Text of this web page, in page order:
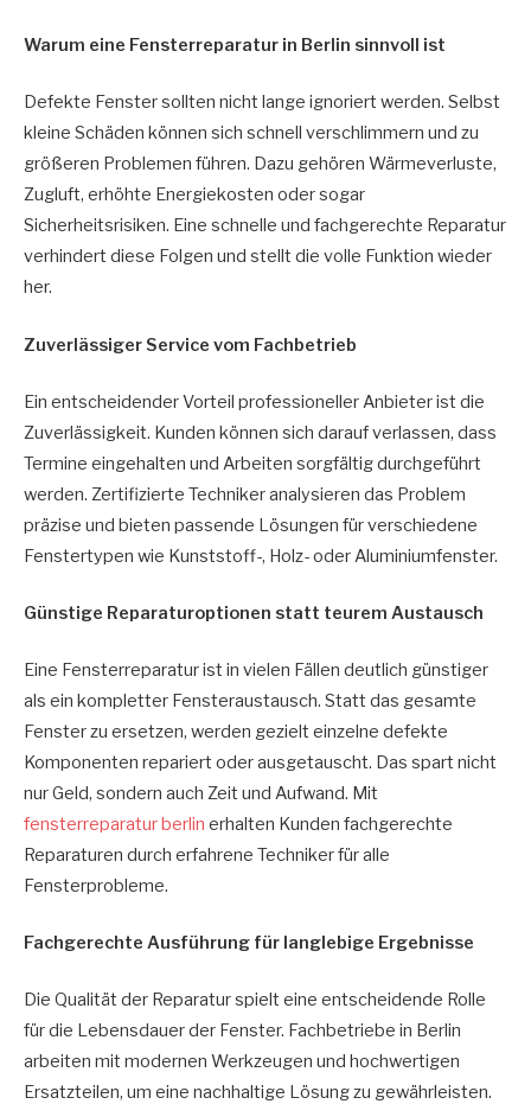
Warum eine Fensterreparatur in Berlin sinnvoll ist
Defekte Fenster sollten nicht lange ignoriert werden. Selbst
kleine Schäden können sich schnell verschlimmern und zu
größeren Problemen führen. Dazu gehören Wärmeverluste,
Zugluft, erhöhte Energiekosten oder sogar
Sicherheitsrisiken. Eine schnelle und fachgerechte Reparatur
verhindert diese Folgen und stellt die volle Funktion wieder
her.
Zuverlässiger Service vom Fachbetrieb
Ein entscheidender Vorteil professioneller Anbieter ist die
Zuverlässigkeit. Kunden können sich darauf verlassen, dass
Termine eingehalten und Arbeiten sorgfältig durchgeführt
werden. Zertifizierte Techniker analysieren das Problem
präzise und bieten passende Lösungen für verschiedene
Fenstertypen wie Kunststoff-, Holz- oder Aluminiumfenster.
Günstige Reparaturoptionen statt teurem Austausch
Eine Fensterreparatur ist in vielen Fällen deutlich günstiger
als ein kompletter Fensteraustausch. Statt das gesamte
Fenster zu ersetzen, werden gezielt einzelne defekte
Komponenten repariert oder ausgetauscht. Das spart nicht
nur Geld, sondern auch Zeit und Aufwand. Mit
fensterreparatur berlin erhalten Kunden fachgerechte
Reparaturen durch erfahrene Techniker für alle
Fensterprobleme.
Fachgerechte Ausführung für langlebige Ergebnisse
Die Qualität der Reparatur spielt eine entscheidende Rolle
für die Lebensdauer der Fenster. Fachbetriebe in Berlin
arbeiten mit modernen Werkzeugen und hochwertigen
Ersatzteilen, um eine nachhaltige Lösung zu gewährleisten.